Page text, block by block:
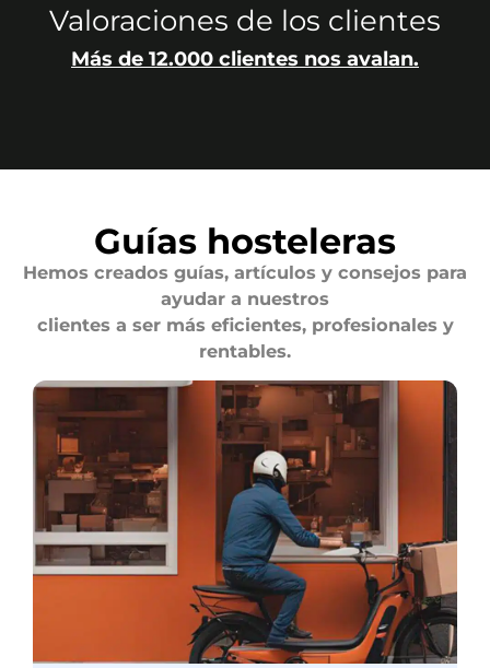
Valoraciones de los clientes
Más de 12.000 clientes nos avalan.
Guías hosteleras
Hemos creados guías, artículos y consejos para
ayudar a nuestros
clientes a ser más eficientes, profesionales y
rentables.